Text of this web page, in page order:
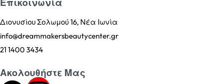
Διονυσίου Σολωμού 16, Νέα Ιωνία
info@dreammakersbeautycenter.gr
21 1400 3434
Ακολουθήστε Μας